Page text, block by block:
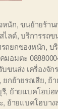
หนัก,ขนย้ายร้า
ไลด์,บริการรถข
ถยกของหนัก, บ
อมตะ
ขนส่ง เครื่องจัก
, ยกย้ายรถเสีย, ย้
, ย้ายแบคโฮบ่อ
, ย้ายแบคโฮบาง